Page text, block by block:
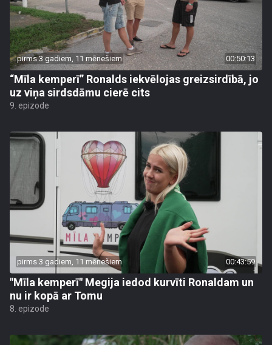
pirms 3 gadiem, 11 mēnešiem 00:50:13
“Mīla kemperī” Ronalds iekvēlojas greizsirdībā, jo
uz viņa sirdsdāmu cierē cits
9. epizode
pirms 3 gadiem, 11 mēnešiem 00:43:59
"Mīla kemperī" Megija iedod kurvīti Ronaldam un
nu ir kopā ar Tomu
8. epizode